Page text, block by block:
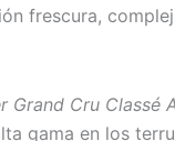
frescura,
Cru Classé
gama en los